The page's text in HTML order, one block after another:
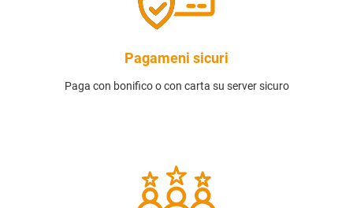
Pagameni sicuri
Paga con bonifico o con carta su server sicuro